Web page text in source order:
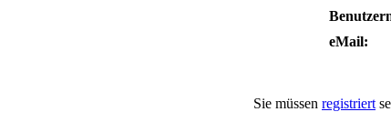
eMail:
Sie müssen registriert